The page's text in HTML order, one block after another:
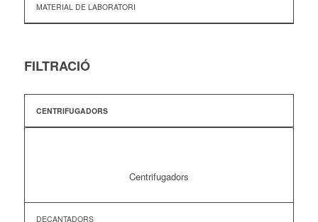
MATERIAL DE LABORATORI
FILTRACIÓ
CENTRIFUGADORS
Centrifugadors
DECANTADORS